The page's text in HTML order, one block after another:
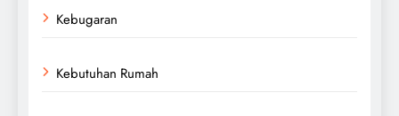
Kebugaran
Kebutuhan Rumah